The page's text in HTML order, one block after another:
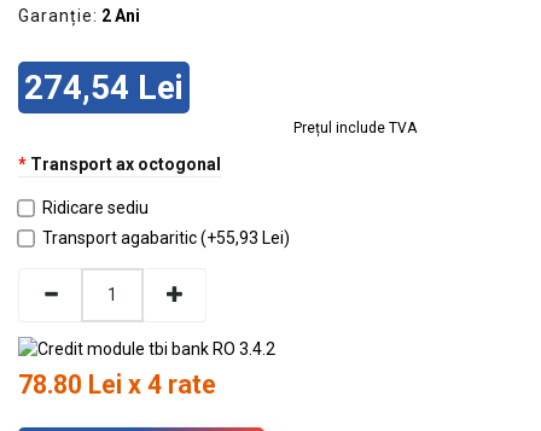
ELECTRICE
ECHIPAMENTE
DE
PROTECȚIE
KITURI
FOTOVOLTAICE
Garanție: 2 Ani
274,54 Lei
Prețul include TVA
Transport ax octogonal
Ridicare sediu
Transport agabaritic (+55,93 Lei)
78.80 Lei x 4 rate